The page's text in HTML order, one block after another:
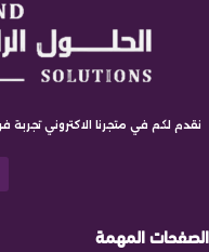
نقدم لكم في متجرنا الاكتروني تجربة
الصفحات المهمة